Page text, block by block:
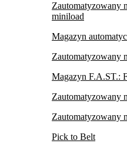
Zautomatyzowany
miniload
Magazyn
Zautomatyzowany
Magazyn F.A.ST.:
Zautomatyzowany
Zautomatyzowany
Pick to Belt